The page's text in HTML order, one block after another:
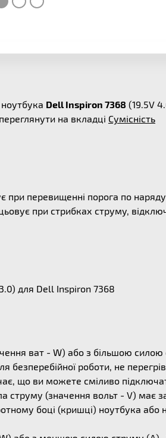
Dell Inspiron 7368 (19.5V
на вкладці Сумісність
при перевищенні порога по
при стрибках струму,
для Dell Inspiron 7368
ват - W) або з більшою
безперебійної роботи, не
що ви можете сміливо
струму (значення вольт - V) має
боці (кришці) ноутбука або